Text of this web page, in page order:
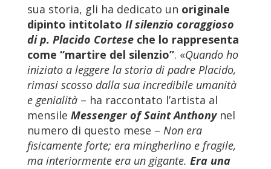
sua storia, gli ha dedicato un originale
dipinto intitolato Il silenzio coraggioso
di p. Placido Cortese che lo rappresenta
come “martire del silenzio”. «Quando ho
iniziato a leggere la storia di padre Placido,
rimasi scosso dalla sua incredibile umanità
e genialità – ha raccontato l’artista al
mensile Messenger of Saint Anthonynel
numero di questo mese – Non era
fisicamente forte; era mingherlino e fragile,
ma interiormente era un gigante. Era una